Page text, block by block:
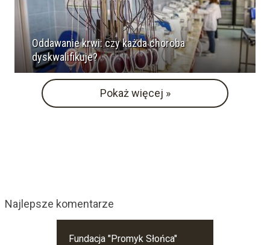
Oddawanie krwi: czy każda choroba
dyskwalifikuje?
Pokaż więcej »
Najlepsze komentarze
Fundacja "Promyk Słońca"